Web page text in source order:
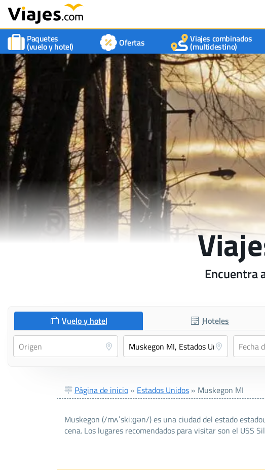
Paquetes
(vuelo y hotel) Ofertas Viajes combinados
(multidestino)
Encuentra
Vuelo y hotel Hoteles
Página de inicio » Estados Unidos » Muskegon MI
Muskegon (/mʌˈskiːɡən/) es una ciudad del estado
cena. Los lugares recomendados para visitar son el USS